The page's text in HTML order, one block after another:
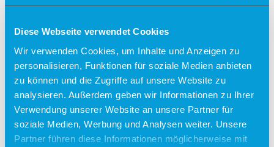
Diese Webseite verwendet Cookies
Wir verwenden Cookies, um Inhalte und Anzeigen zu
personalisieren, Funktionen für soziale Medien anbieten
zu können und die Zugriffe auf unsere Website zu
analysieren. Außerdem geben wir Informationen zu Ihrer
Verwendung unserer Website an unsere Partner für
soziale Medien, Werbung und Analysen weiter. Unsere
Partner führen diese Informationen möglicherweise mit
Anfahrt
Kostenfreies Parken
Barrierefreies Reisen
Gepäck
Allgemein
Sicherheit
Fundsachen
Tiere